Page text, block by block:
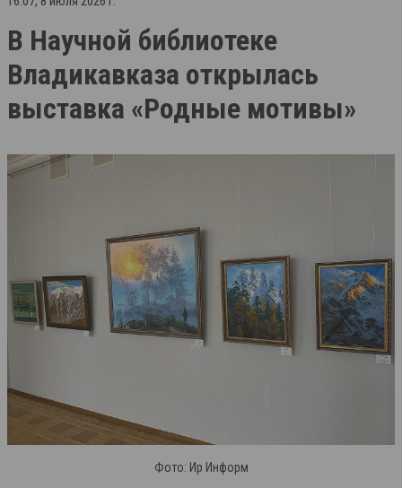
В Научной библиотеке
Владикавказа открылась
выставка «Родные мотивы»
Фото: Ир Информ